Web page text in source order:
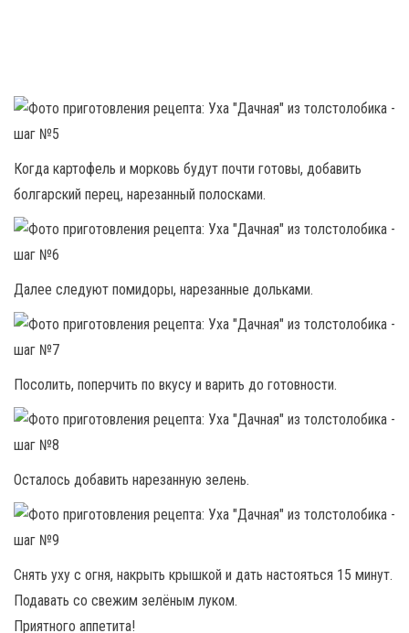
Когда картофель и морковь будут почти готовы, добавить
болгарский перец, нарезанный полосками.
Далее следуют помидоры, нарезанные дольками.
Посолить, поперчить по вкусу и варить до готовности.
Осталось добавить нарезанную зелень.
Снять уху с огня, накрыть крышкой и дать настояться 15 минут.
Подавать со свежим зелёным луком.
Приятного аппетита!